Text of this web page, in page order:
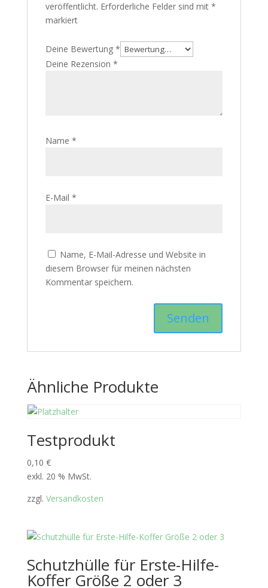
veröffentlicht. Erforderliche Felder sind mit *
markiert
Deine Bewertung *
Deine Rezension *
Name *
E-Mail *
Name, E-Mail-Adresse und Website in
diesem Browser für meinen nächsten
Kommentar speichern.
Ähnliche Produkte
Testprodukt
0,10 €
exkl. 20 % MwSt.
zzgl. Versandkosten
Schutzhülle für Erste-Hilfe-
Koffer Größe 2 oder 3